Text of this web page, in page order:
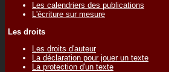
Les calendriers des publications
L'écriture sur mesure
Les droits
Les droits d'auteur
La déclaration pour jouer un texte
La protection d'un texte